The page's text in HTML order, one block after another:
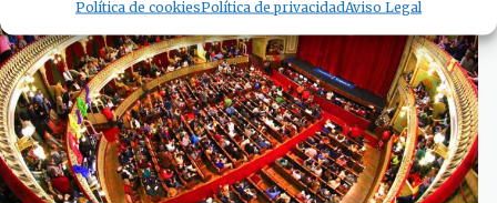
Política de cookiesPolítica de privacidadAviso Legal